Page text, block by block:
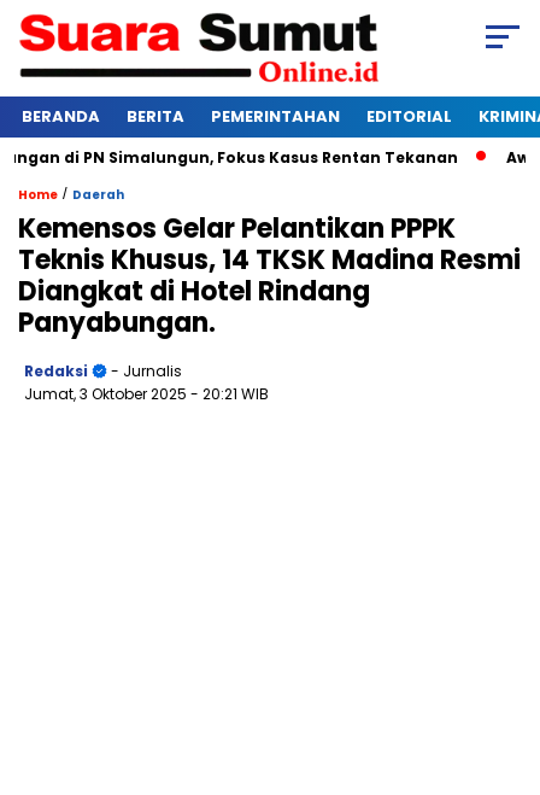
BERANDA BERITA PEMERINTAHAN EDITORIAL
di PN Simalungun, Fokus Kasus Rentan Tekanan Awas
Home / Daerah
Kemensos Gelar Pelantikan PPPK
Teknis Khusus, 14 TKSK Madina Resmi
Diangkat di Hotel Rindang
Panyabungan.
Redaksi
- Jurnalis
Jumat, 3 Oktober 2025 - 20:21 WIB